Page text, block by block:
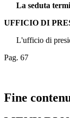
La seduta
UFFICIO DI
L'ufficio di
Pag. 67
Fine